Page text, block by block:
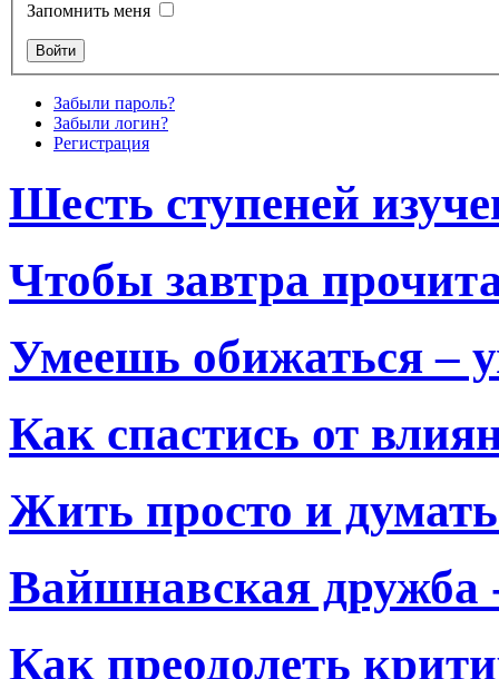
Запомнить меня
Забыли пароль?
Забыли логин?
Регистрация
Шесть ступеней
Чтобы завтра
Умеешь обижаться –
Как спастись от
Жить просто и
Вайшнавская дружба
Как преодолеть